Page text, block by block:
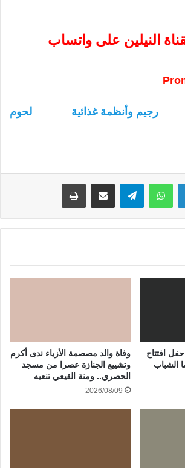
النيلين على واتساب
رجيم وأنظمة غذائية
لحوم
لينكدإن واتساب
افتتاح
الشباب
وفاة والد مصصمة الأزياء ندى أكرم
وتشييع الجنازة عصرا من مسجد
الحصري.. ومنة القيعي تنعيه
2026/08/09